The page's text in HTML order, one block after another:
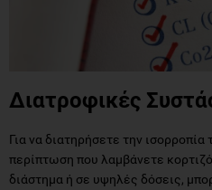
Διατροφικές
Για να διατηρήσετε την
περίπτωση που λαμβάνετε
διάστημα ή σε υψηλές δόσεις,